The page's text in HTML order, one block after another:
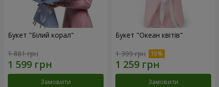
Букет "Білий корал"
1 881 грн
Замовити
Букет "Океан квітів"
1 399 грн
Замовити